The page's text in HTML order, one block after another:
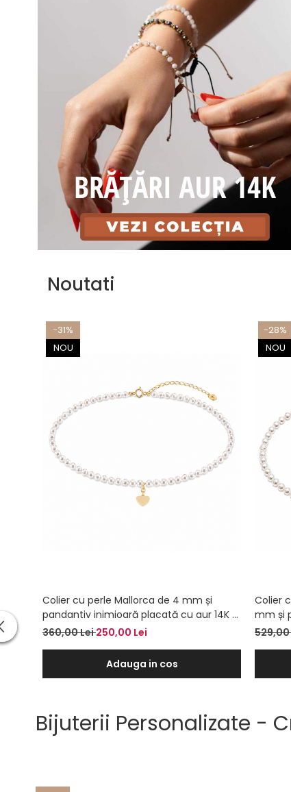
Noutati
-31%
NOU
Colier cu perle Mallorca de 4 mm și
pandantiv inimioară placată cu aur 14K –
Colier la baza gâtului
360,00 Lei250,00 Lei
Adauga in cos
-28%
NOU
Colier
mm și
placat
Bijuterii Personalizate -